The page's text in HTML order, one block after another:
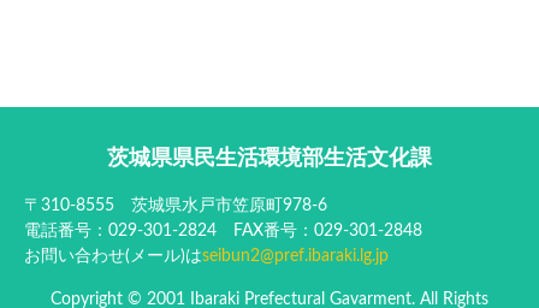
茨城県県民生活環境部生活文化課
〒310-8555 茨城県水戸市笠原町978-6
電話番号：029-301-2824 FAX番号：029-301-2848
お問い合わせ(メール)はseibun2@pref.ibaraki.lg.jp
Copyright © 2001 Ibaraki Prefectural Gavarment. All Rights